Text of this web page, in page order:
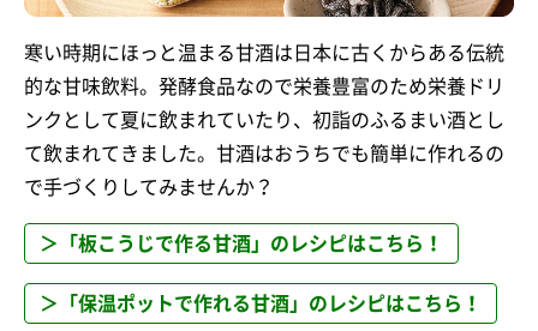
寒い時期にほっと温まる甘酒は日本に古くからある伝統
的な甘味飲料。発酵食品なので栄養豊富のため栄養ドリ
ンクとして夏に飲まれていたり、初詣のふるまい酒とし
て飲まれてきました。甘酒はおうちでも簡単に作れるの
で手づくりしてみませんか？
＞「板こうじで作る甘酒」のレシピはこちら！
＞「保温ポットで作れる甘酒」のレシピはこちら！